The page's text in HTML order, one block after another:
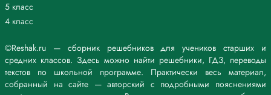
©Reshak.ru — сборник решебников для учеников старших и
средних классов. Здесь можно найти решебники, ГДЗ, переводы
текстов по школьной программе. Практически весь материал,
собранный на сайте — авторский с подробными пояснениями
5 класс
4 класс